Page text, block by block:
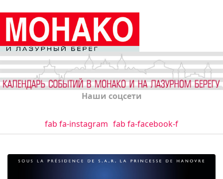
Наши соцсети
fab fa-instagram fab fa-facebook-f